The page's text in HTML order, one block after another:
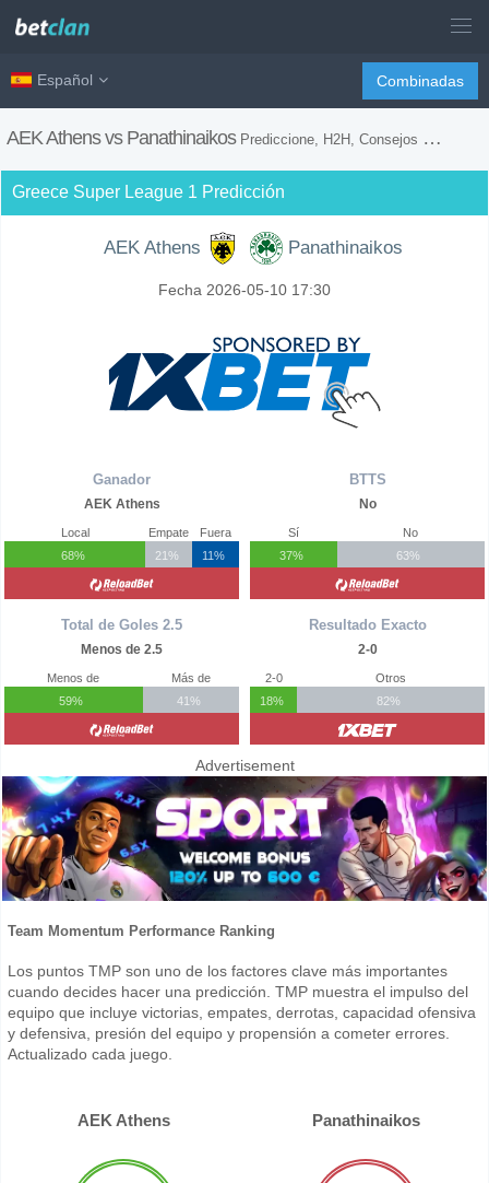
Español Combinadas
AEK Athens vs Panathinaikos Prediccione, H2H, Consejos de Apuestas y Previsión del Partido
Greece Super League 1 Predicción
AEK Athens Panathinaikos
Fecha 2026-05-10 17:30
Ganador
AEK Athens
Local
68%
Empate
21%
Fuera
11%
Total de Goles 2.5
Menos de 2.5
Menos de
59%
Más de
41%
BTTS
No
Sí
37%
No
63%
Resultado Exacto
2-0
2-0
18%
Otros
82%
Advertisement
Team Momentum Performance Ranking
Los puntos TMP son uno de los factores clave más importantes
cuando decides hacer una predicción. TMP muestra el impulso del
equipo que incluye victorias, empates, derrotas, capacidad ofensiva
y defensiva, presión del equipo y propensión a cometer errores.
Actualizado cada juego.
AEK Athens Panathinaikos